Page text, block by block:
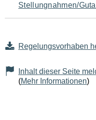
Stellungnahmen/
Regelungsvorhaben
Inhalt dieser Seite
(Mehr Informationen)